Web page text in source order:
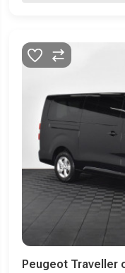
Peugeot Traveller